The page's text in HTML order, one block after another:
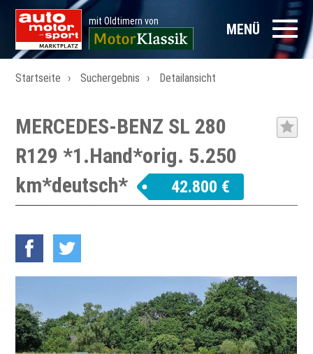
mit Oldtimern von MENÜ
Startseite Suchergebnis Detailansicht
MERCEDES-BENZ SL 280
R129 *1.Hand*orig. 5.250
km*deutsch*
42.800 €